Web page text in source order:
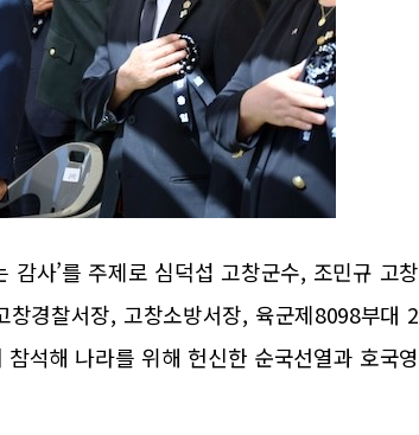
감사’를 주제로 심덕섭 고창군수, 조민규 고창
경찰서장, 고창소방서장, 육군제8098부대 2
석해 나라를 위해 헌신한 순국선열과 호국영